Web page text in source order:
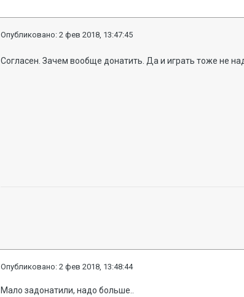
Опубликовано:2 фев 2018, 13:47:45
Согласен. Зачем вообще донатить. Да и играть тоже не
Опубликовано:2 фев 2018, 13:48:44
Мало задонатили, надо больше..